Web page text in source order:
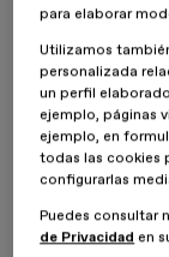
fundamentó su
para elaborar
Utilizamos
personalizada
un perfil
ejemplo, páginas
ejemplo, en
todas las cookies
configurarlas
Puedes consultar
de Privacidad en